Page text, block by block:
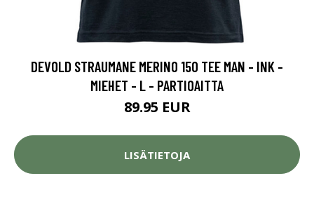
DEVOLD STRAUMANE MERINO 150 TEE MAN - INK -
MIEHET - L - PARTIOAITTA
89.95 EUR
LISÄTIETOJA